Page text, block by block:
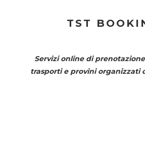
TST
Servizi online di
trasporti e provini organizzati